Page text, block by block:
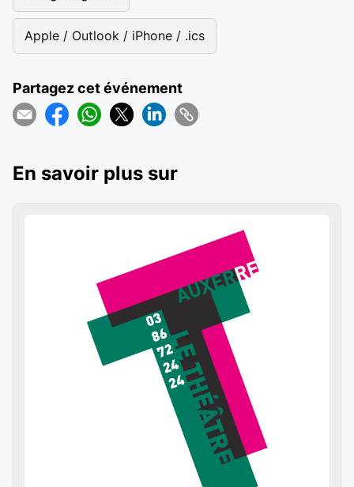
Apple / Outlook / iPhone / .ics
Partagez cet événement
En savoir plus sur